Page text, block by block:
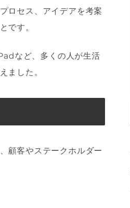
ロセス、アイデアを考案
です。
など、多くの人が生活
ました。
顧客やステークホルダー